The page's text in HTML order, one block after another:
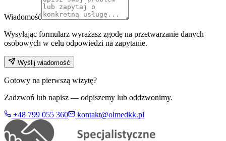
Wiadomość
Wysyłając formularz wyrażasz zgodę na przetwarzanie danych
osobowych w celu odpowiedzi na zapytanie.
Wyślij wiadomość
Gotowy na pierwszą wizytę?
Zadzwoń lub napisz — odpiszemy lub oddzwonimy.
+48 799 055 360
kontakt@olmedkk.pl